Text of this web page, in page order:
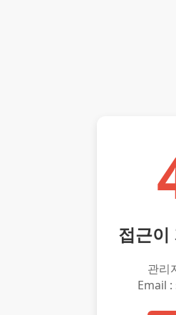
접근이
관리
Email